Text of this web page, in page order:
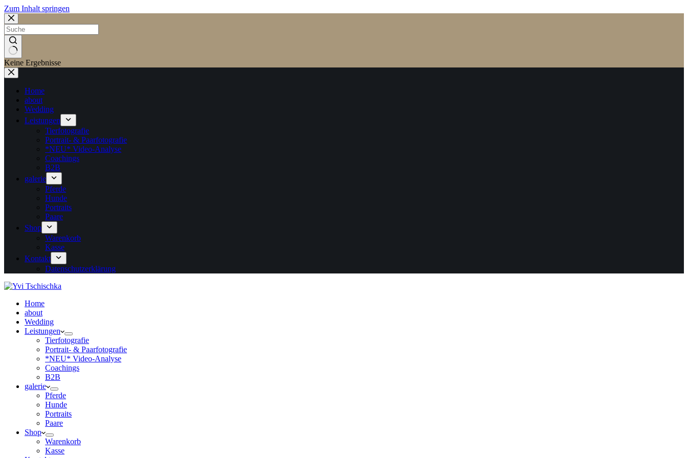
Zum Inhalt springen
Keine Ergebnisse
Home
about
Wedding
Leistungen
Tierfotografie
Portrait- & Paarfotografie
*NEU* Video-Analyse
Coachings
B2B
galerie
Pferde
Hunde
Portraits
Paare
Shop
Warenkorb
Kasse
Kontakt
Datenschutzerklärung
Home
about
Wedding
Leistungen
Tierfotografie
Portrait- & Paarfotografie
*NEU* Video-Analyse
Coachings
B2B
galerie
Pferde
Hunde
Portraits
Paare
Shop
Warenkorb
Kasse